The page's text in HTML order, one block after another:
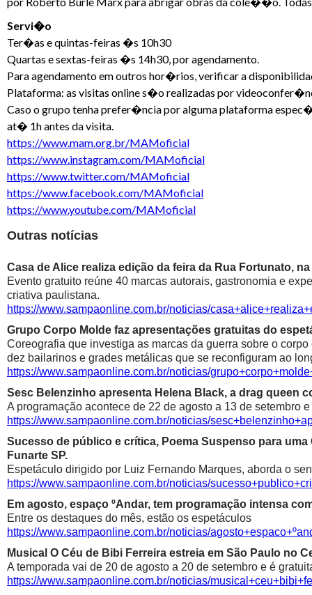
Servi�o
Ter�as e quintas-feiras �s 10h30
Quartas e sextas-feiras �s 14h30, por agendamento.
Para agendamento em outros hor�rios, verificar a
Plataforma: as visitas online s�o realizadas por
Caso o grupo tenha prefer�ncia por alguma plataforma
at� 1h antes da visita.
https://www.mam.org.br/MAMoficial
https://www.instagram.com/MAMoficial
https://www.twitter.com/MAMoficial
https://www.facebook.com/MAMoficial
https://www.youtube.com/MAMoficial
Outras notícias
Casa de Alice realiza edição da feira da Rua Fortunato,
Evento gratuito reúne 40 marcas autorais, gastronomia e
criativa paulistana.
https://www.sampaonline.com.br/noticias/
Grupo Corpo Molde faz apresentações gratuitas do
Coreografia que investiga as marcas da guerra sobre o
dez bailarinos e grades metálicas que se reconfiguram ao
https://www.sampaonline.com.br/noticias/
Sesc Belenzinho apresenta Helena Black, a drag queen
A programação acontece de 22 de agosto a 13 de setembro
https://www.sampaonline.com.br/noticias/
Sucesso de público e crítica, Poema Suspenso para
Funarte SP.
Espetáculo dirigido por Luiz Fernando Marques, aborda o
https://www.sampaonline.com.br/noticias/
Em agosto, espaço ºAndar, tem programação intensa
Entre os destaques do mês, estão os espetáculos
https://www.sampaonline.com.br/noticias/
Musical O Céu de Bibi Ferreira estreia em São Paulo no
A temporada vai de 20 de agosto a 20 de setembro e é
https://www.sampaonline.com.br/noticias/